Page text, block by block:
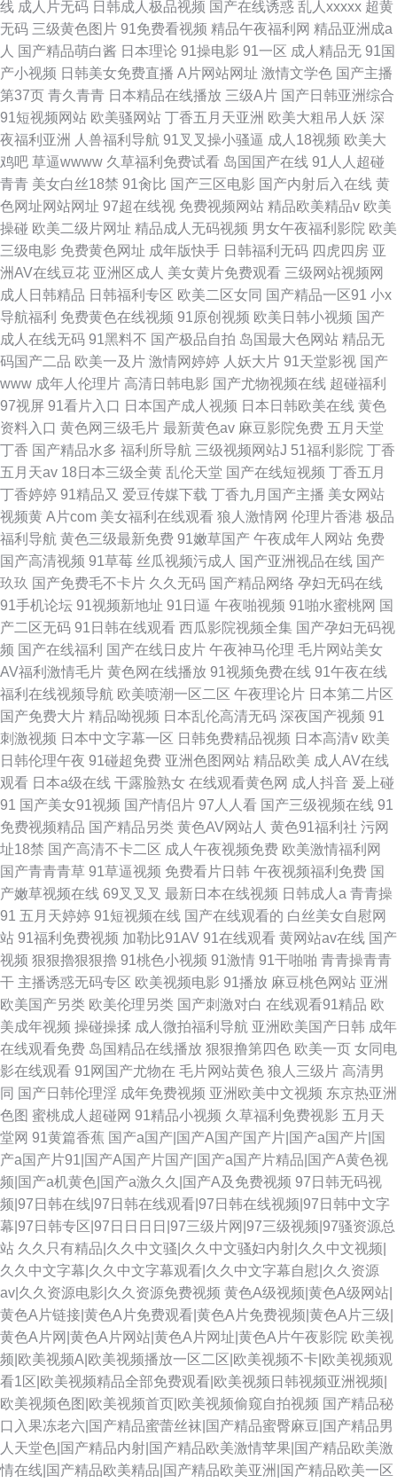
线 成人片无码 日韩成人极品视频 国产在线诱惑 乱人xxxxx 超黄
无码 三级黄色图片 91免费看视频 精品午夜福利网 精品亚洲成a
人 国产精品萌白酱 日本理论 91操电影 91一区 成人精品无 91国
产小视频 日韩美女免费直播 A片网站网址 激情文学色 国产主播
第37页 青久青青 日本精品在线播放 三级A片 国产日韩亚洲综合
91短视频网站 欧美骚网站 丁香五月天亚洲 欧美大粗吊人妖 深
夜福利亚洲
人兽福利导航 91叉叉操小骚逼 成人18视频 欧美大
鸡吧 草逼wwww 久草福利免费试看 岛国国产在线 91人人超碰
青青 美女白丝18禁 91肏比 国产三区电影 国产内射后入在线 黄
色网址网站网址 97超在线视 免费视频网站 精品欧美精品v 欧美
操碰 欧美二级片网址 精品成人无码视频 男女午夜福利影院 欧美
三级电影 免费黄色网址 成年版快手 日韩福利无码 四虎四房 亚
洲AV在线豆花 亚洲区成人 美女黄片免费观看 三级网站视频网
成人日韩精品 日韩福利专区 欧美二区女同 国产精品一区91 小x
导航福利 免费黄色在线视频 91原创视频 欧美日韩小视频 国产
成人在线无码 91黑料不 国产极品自拍 岛国最大色网站 精品无
码国产二品 欧美一及片 激情网婷婷 人妖大片 91天堂影视 国产
www 成年人伦理片 高清日韩电影 国产尤物视频在线 超碰福利
97视屏 91看片入口 日本国产成人视频 日本日韩欧美在线 黄色
资料入口 黄色网三级毛片 最新黄色av 麻豆影院免费 五月天堂
丁香 国产精品水多 福利所导航 三级视频网站J 51福利影院 丁香
五月天av 18日本三级全黄 乱伦天堂 国产在线短视频 丁香五月
丁香婷婷 91精品又 爱豆传媒下载 丁香九月国产主播 美女网站
视频黄 A片com 美女福利在线观看 狼人激情网 伦理片香港 极品
福利导航 黄色三级最新免费 91嫩草国产 午夜成年人网站 免费
国产高清视频 91草莓 丝瓜视频污成人 国产亚洲视品在线 国产
玖玖 国产免费毛不卡片 久久无码 国产精品网络 孕妇无码在线
91手机论坛 91视频新地址 91日逼 午夜啪视频 91啪水蜜桃网 国
产二区无码 91日韩在线观看 西瓜影院视频全集 国产孕妇无码视
频 国产在线福利 国产在线日皮片 午夜神马伦理 毛片网站美女
AV福利激情毛片 黄色网在线播放 91视频免费在线 91午夜在线
福利在线视频导航 欧美喷潮一区二区 午夜理论片 日本第二片区
国产免费大片 精品呦视频 日本乱伦高清无码 深夜国产视频 91
刺激视频 日本中文字幕一区 日韩免费精品视频 日本高清v 欧美
日韩伦理午夜 91碰超免费 亚洲色图网站 精品欧美 成人AV在线
观看 日本a级在线 干露脸熟女 在线观看黄色网 成人抖音 爰上碰
91 国产美女91视频 国产情侣片 97人人看 国产三级视频在线 91
免费视频精品 国产精品另类 黄色AV网站人 黄色91福利社 污网
址18禁 国产高清不卡二区 成人午夜视频免费 欧美激情福利网
国产青青青草 91草逼视频 免费看片日韩 午夜视频福利免费 国
产嫩草视频在线 69叉叉叉 最新日本在线视频 日韩成人a 青青操
91 五月天婷婷 91短视频在线 国产在线观看的 白丝美女自慰网
站 91福利免费视频 加勒比91AV 91在线观看 黄网站av在线 国产
视频 狠狠擼狠狠擼 91桃色小视频 91激情 91干啪啪 青青操青青
干 主播诱惑无码专区 欧美视频电影 91播放 麻豆桃色网站 亚洲
欧美国产另类 欧美伦理另类 国产刺激对白 在线观看91精品 欧
美成年视频 操碰操揉 成人微拍福利导航 亚洲欧美国产日韩 成年
在线观看免费 岛国精品在线播放 狠狠撸第四色 欧美一页 女同电
影在线观看 91网国产尤物在 毛片网站黄色 狼人三级片 高清男
同 国产日韩伦理淫 成年免费视频 亚洲欧美中文视频 东京热亚洲
色图 蜜桃成人超碰网 91精品小视频 久草福利免费视影 五月天
堂网 91黄篇香蕉 国产a国产|国产A国产国产片|国产a国产片|国
产a国产片91|国产A国产片国产|国产a国产片精品|国产A黄色视
频|国产a机黄色|国产a激久久|国产A及免费视频 97日韩无码视
频|97日韩在线|97日韩在线观看|97日韩在线视频|97日韩中文字
幕|97日韩专区|97日日日日|97三级片网|97三级视频|97骚资源总
站 久久只有精品|久久中文骚|久久中文骚妇内射|久久中文视频|
久久中文字幕|久久中文字幕观看|久久中文字幕自慰|久久资源
av|久久资源电影|久久资源免费视频 黄色A级视频|黄色A级网站|
黄色A片链接|黄色A片免费观看|黄色A片免费视频|黄色A片三级|
黄色A片网|黄色A片网站|黄色A片网址|黄色A片午夜影院 欧美视
频|欧美视频A|欧美视频播放一区二区|欧美视频不卡|欧美视频观
看1区|欧美视频精品全部免费观看|欧美视频日韩视频亚洲视频|
欧美视频色图|欧美视频首页|欧美视频偷窥自拍视频 国产精品秘
口入果冻老六|国产精品蜜蕾丝袜|国产精品蜜臀麻豆|国产精品男
人天堂色|国产精品内射|国产精品欧美激情苹果|国产精品欧美激
情在线|国产精品欧美精品|国产精品欧美亚洲|国产精品欧美一区